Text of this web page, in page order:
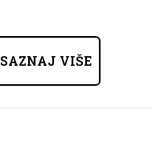
SAZNAJ VIŠE